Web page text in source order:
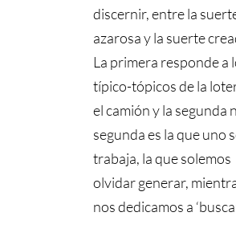
discernir, entre la
azarosa y la suerte
La primera responde a
típico-tópicos de la
el camión y la segunda
segunda es la que uno
trabaja, la que solemos
olvidar generar,
nos dedicamos a